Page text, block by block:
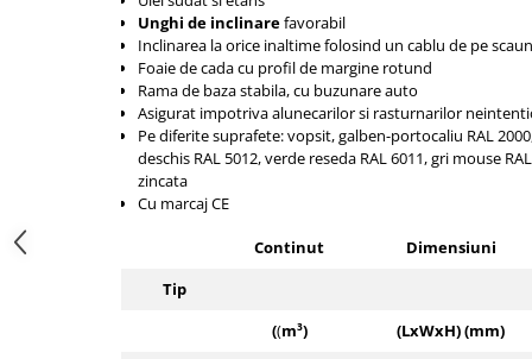
Atasamente profesionale CAM
Cleste ridicare butoi
Dispozitive ridicare butoaie
Unghi de inclinarefavorabil
Inclinarea la orice inaltime folosind un cablu de pe
Foaie de cada cu profil de margine rotund
Rama de baza stabila, cu buzunare auto
Asigurat impotriva alunecarilor si rasturnarilor
Pe diferite suprafete: vopsit, galben-portocaliu RAL
deschis RAL 5012, verde reseda RAL 6011, gri mouse
zincata
Cu marcaj CE
Continut Dimensiuni
Tip
((m³) (LxWxH) (mm)